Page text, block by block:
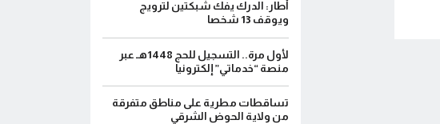
أطار: الدرك يفك شبكتين لترويج
ويوقف 13 شخصا
لأول مرة.. التسجيل للحج 1448هـ عبر
منصة “خدماتي” إلكترونيا
تساقطات مطرية على مناطق متفرقة
من ولاية الحوض الشرقي